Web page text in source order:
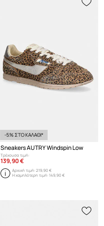
-5% ΣΤΟ ΚΑΛΑΘΙ*
Sneakers AUTRY Windspin Low
Τρέχουσα τιμή:
139,90 €
Αρχική τιμή:219,90 €
Η χαμηλότερη τιμή:149,90 €